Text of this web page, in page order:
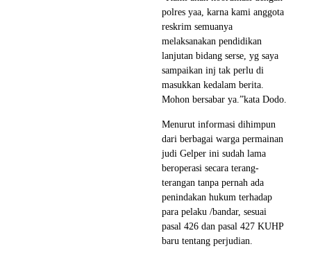
polres yaa, karna kami anggota
reskrim semuanya
melaksanakan pendidikan
lanjutan bidang serse, yg saya
sampaikan inj tak perlu di
masukkan kedalam berita.
Mohon bersabar ya.”kata Dodo.
Menurut informasi dihimpun
dari berbagai warga permainan
judi Gelper ini sudah lama
beroperasi secara terang-
terangan tanpa pernah ada
penindakan hukum terhadap
para pelaku /bandar, sesuai
pasal 426 dan pasal 427 KUHP
baru tentang perjudian.